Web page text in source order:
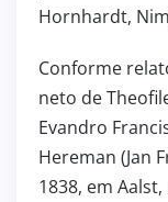
Hornhardt,
Conforme
neto de
Evandro
Hereman (Jan
1838, em